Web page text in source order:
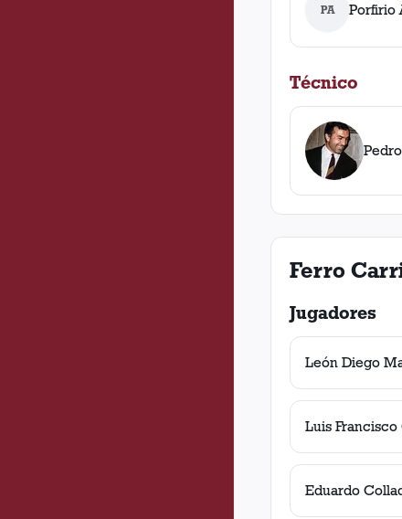
PA Porfirio
Técnico
Ferro
Jugadores
León Diego
Luis
Eduardo